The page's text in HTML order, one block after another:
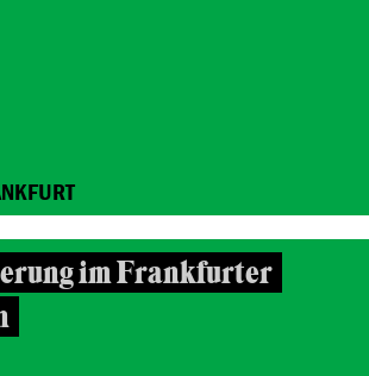
im Frankfurter